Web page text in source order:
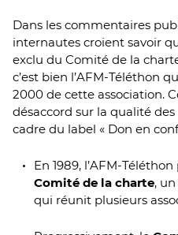
Dans les commentaires
internautes croient savoir
exclu du Comité de la
c’est bien l’AFM-Téléthon
2000 de cette association.
désaccord sur la qualité
cadre du label « Don en
En 1989, l’AFM-
Comité de la charte,
qui réunit plusieurs